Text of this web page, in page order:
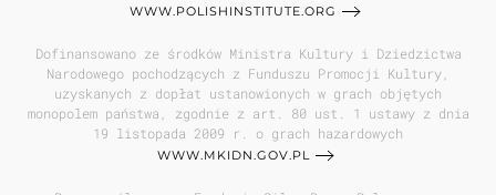
WWW.POLISHINSTITUTE.ORG
Dofinansowano ze środków Ministra Kultury i Dziedzictwa
Narodowego pochodzących z Funduszu Promocji Kultury,
uzyskanych z dopłat ustanowionych w grach objętych
monopolem państwa, zgodnie z art. 80 ust. 1 ustawy z dnia
19 listopada 2009 r. o grach hazardowych
WWW.MKIDN.GOV.PL